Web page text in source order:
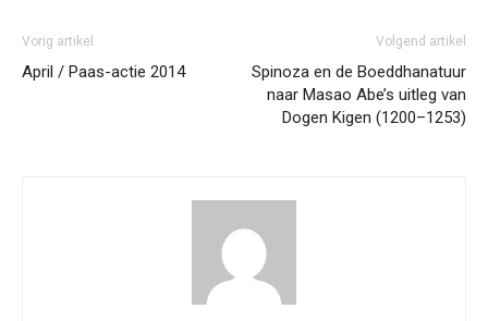
Vorig artikel
April / Paas-actie 2014
Volgend artikel
Spinoza en de Boeddhanatuur
naar Masao Abe’s uitleg van
Dogen Kigen (1200–1253)